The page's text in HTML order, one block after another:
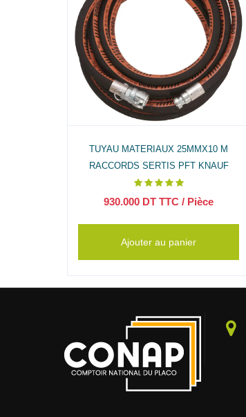
TUYAU MATERIAUX 25MMX10 M
RACCORDS SERTIS PFT KNAUF
930.000 DT TTC / Pièce
Ajouter au panier